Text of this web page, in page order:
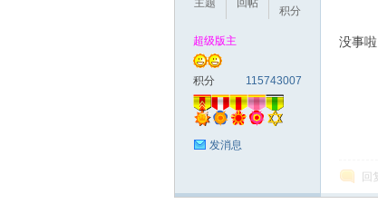
主题
回帖
积分
超级版主
积分 115743007
发消息
没事
回